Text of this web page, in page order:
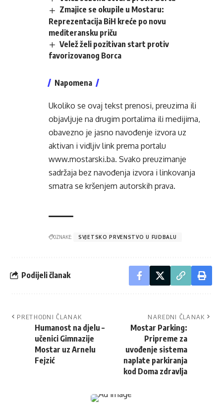
Zmajice se okupile u Mostaru:
Reprezentacija BiH kreće po novu
mediteransku priču
Velež želi pozitivan start protiv
favorizovanog Borca
Napomena
Ukoliko se ovaj tekst prenosi, preuzima ili
objavljuje na drugim portalima ili medijima,
obavezno je jasno navođenje izvora uz
aktivan i vidljiv link prema portalu
www.mostarski.ba. Svako preuzimanje
sadržaja bez navođenja izvora i linkovanja
smatra se kršenjem autorskih prava.
OZNAKE: SVJETSKO PRVENSTVO U FUDBALU
Podijeli članak
PRETHODNI ČLANAK
Humanost na djelu –
učenici Gimnazije
Mostar uz Arnelu
Fejzić
NAREDNI ČLANAK
Mostar Parking:
Pripreme za
uvođenje sistema
naplate parkiranja
kod Doma zdravlja